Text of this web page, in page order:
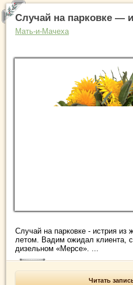
Случай на парковке —
Мать-и-Мачеха
Случай на парковке - истрия
летом. Вадим ожидал клиента,
дизельном «Мерсе». ...
Читать